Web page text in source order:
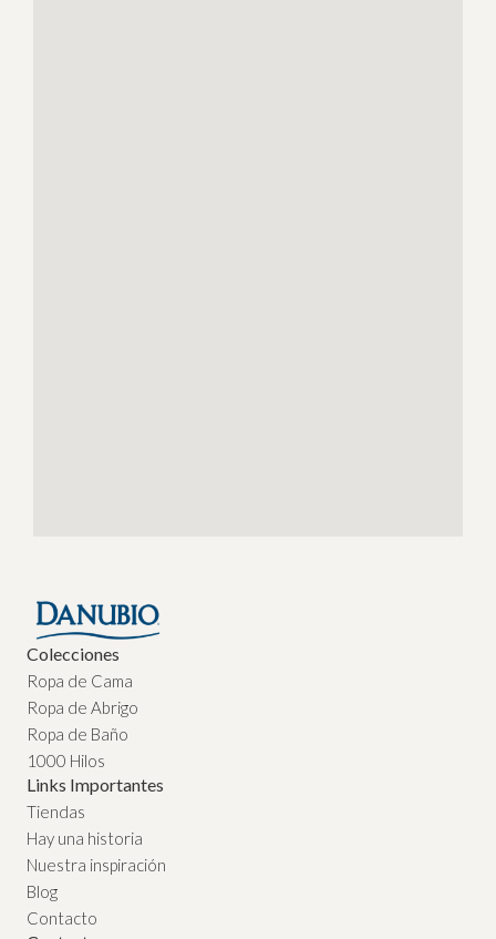
Colecciones
Ropa de Cama
Ropa de Abrigo
Ropa de Baño
1000 Hilos
Links Importantes
Tiendas
Hay una historia
Nuestra inspiración
Blog
Contacto